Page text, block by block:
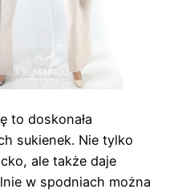
to doskonała
sukienek. Nie tylko
ale także daje
w spodniach można